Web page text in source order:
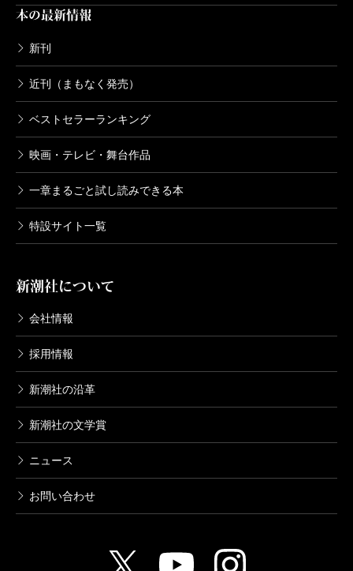
本の最新情報
新刊
近刊（まもなく発売）
ベストセラーランキング
映画・テレビ・舞台作品
一章まるごと試し読みできる本
特設サイト一覧
新潮社について
会社情報
採用情報
新潮社の沿革
新潮社の文学賞
ニュース
お問い合わせ